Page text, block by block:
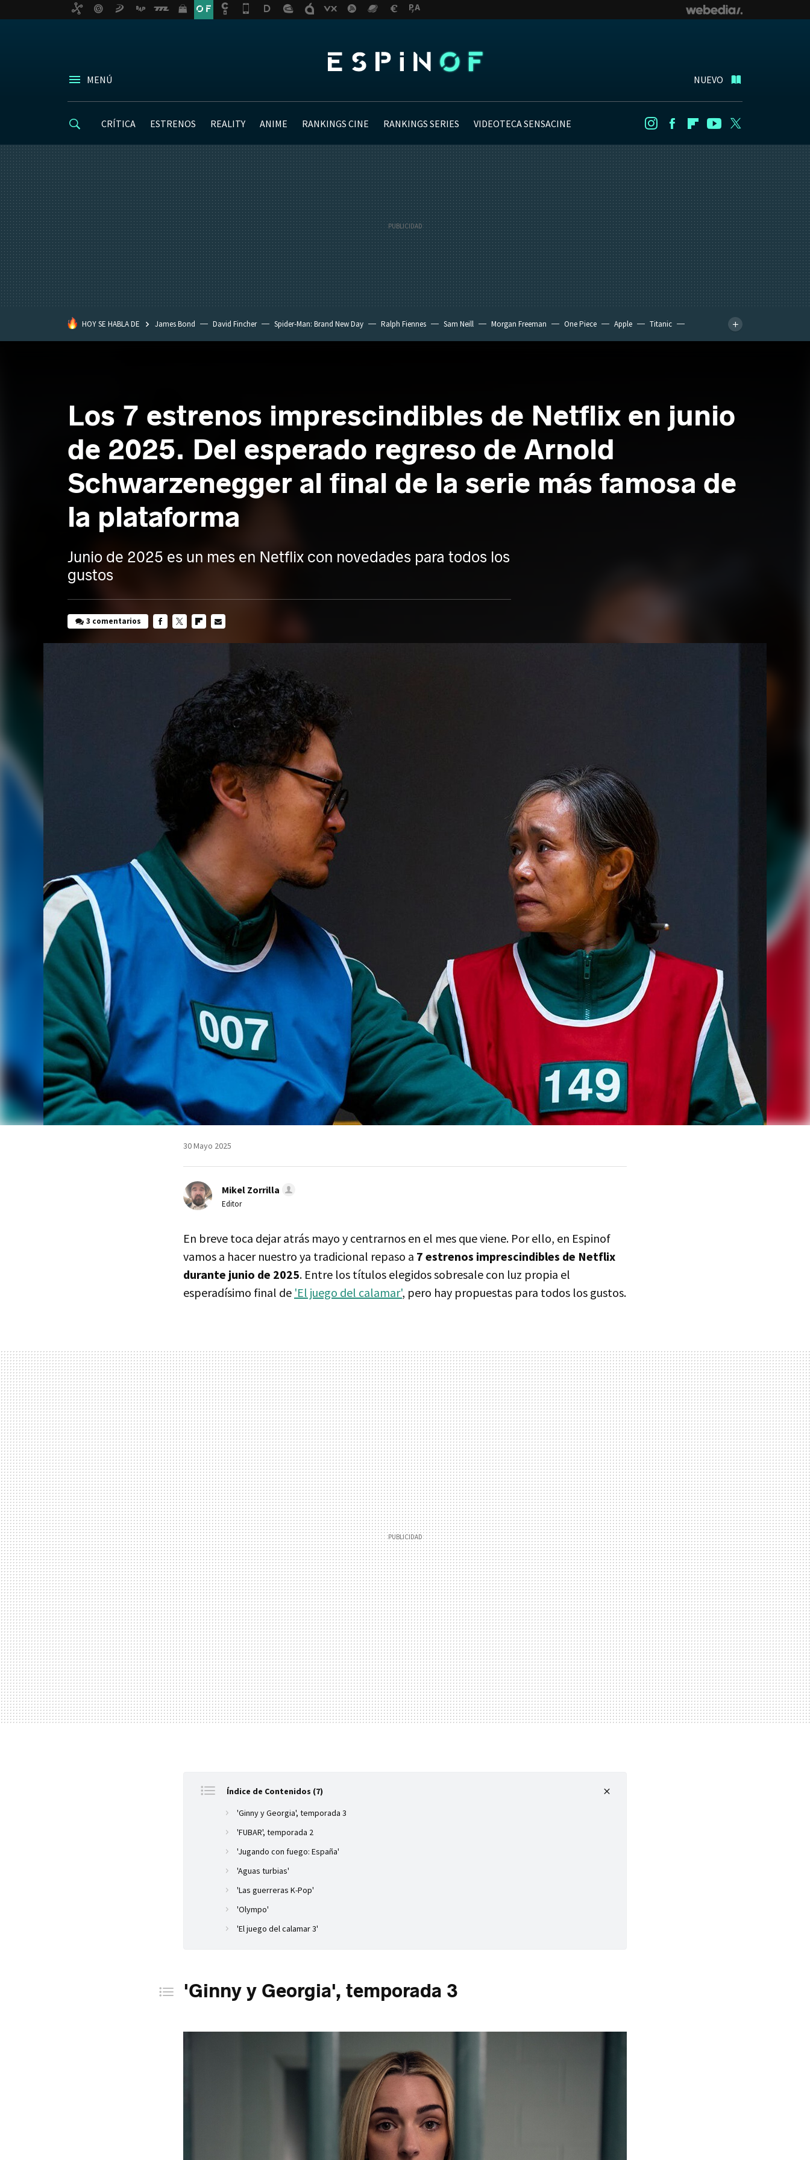
MENÚ NUEVO
CRÍTICA ESTRENOS REALITY ANIME RANKINGS CINE RANKINGS SERIES VIDEOTECA SENSACINE InstagramFacebookFlipboard
Youtube
HOY SE HABLA DE James Bond David Fincher Spider-Man: Brand New Day Ralph Fiennes Sam Neill Morgan Freeman One Piece Apple
Titanic
Los 7 estrenos imprescindibles de Netflix en junio
de 2025. Del esperado regreso de Arnold
Schwarzenegger al final de la serie más famosa de
la plataforma
Junio de 2025 es un mes en Netflix con novedades para todos los
gustos
3 comentarios
30 Mayo 2025
Mikel Zorrilla
Editor
En breve toca dejar atrás mayo y centrarnos en el mes que viene. Por ello, en Espinof
vamos a hacer nuestro ya tradicional repaso a 7 estrenos imprescindibles de Netflix
durante junio de 2025. Entre los títulos elegidos sobresale con luz propia el
esperadísimo final de 'El juego del calamar', pero hay propuestas para todos los gustos.
Índice de Contenidos (7)
'Ginny y Georgia', temporada 3
'FUBAR', temporada 2
'Jugando con fuego: España'
'Aguas turbias'
'Las guerreras K-Pop'
'Olympo'
'El juego del calamar 3'
'Ginny y Georgia', temporada 3